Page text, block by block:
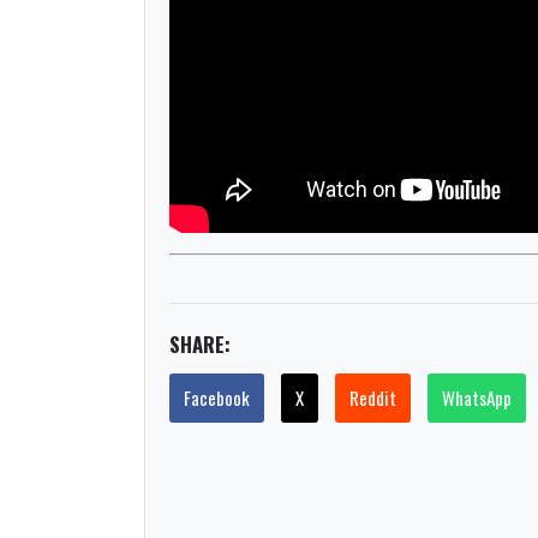
SHARE:
Facebook X Reddit WhatsApp